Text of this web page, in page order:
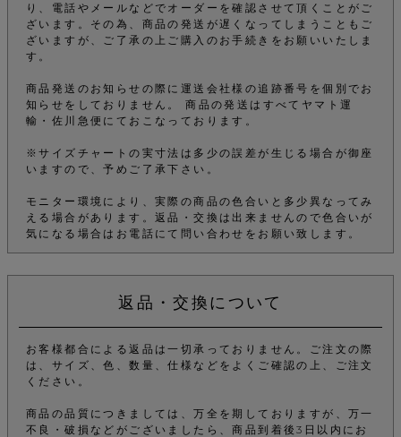
り、電話やメールなどでオーダーを確認させて頂くことがご
ざいます。その為、商品の発送が遅くなってしまうこともご
ざいますが、ご了承の上ご購入のお手続きをお願いいたしま
す。
商品発送のお知らせの際に運送会社様の追跡番号を個別でお
知らせをしておりません。 商品の発送はすべてヤマト運
輸・佐川急便にておこなっております。
※サイズチャートの実寸法は多少の誤差が生じる場合が御座
いますので、予めご了承下さい。
モニター環境により、実際の商品の色合いと多少異なってみ
える場合があります。返品・交換は出来ませんので色合いが
気になる場合はお電話にて問い合わせをお願い致します。
返品・交換について
お客様都合による返品は一切承っておりません。ご注文の際
は、サイズ、色、数量、仕様などをよくご確認の上、ご注文
ください。
商品の品質につきましては、万全を期しておりますが、万一
不良・破損などがございましたら、商品到着後3日以内にお